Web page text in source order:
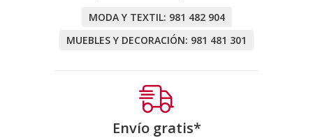
MODA Y TEXTIL: 981 482 904
MUEBLES Y DECORACIÓN: 981 481 301
Envío gratis*